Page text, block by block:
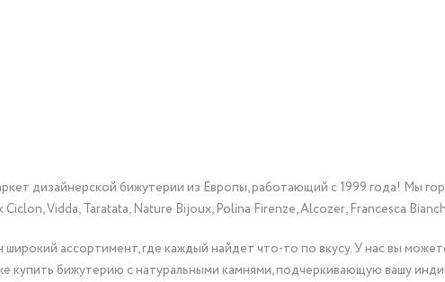
дизайнерской бижутерии из Европы, работающий с 1999 года! Мы
Vidda, Taratata, Nature Bijoux, Polina Firenze, Alcozer, Francesca
ассортимент, где каждый найдет что-то по вкусу. У нас вы
купить бижутерию с натуральными камнями, подчеркивающую вашу